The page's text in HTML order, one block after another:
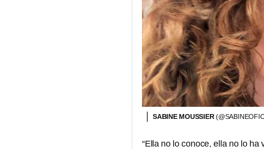
SABINE MOUSSIER
“Ella no lo conoce, ella no lo ha